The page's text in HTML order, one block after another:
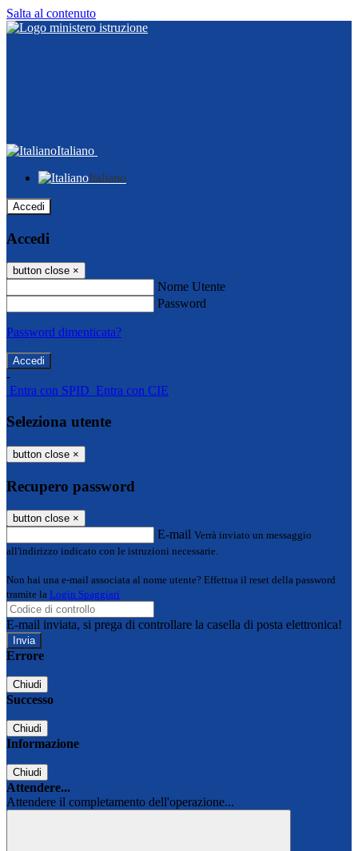
Salta al contenuto
Italiano
Italiano
Accedi
Accedi
button close ×
Nome Utente
Password
Password dimenticata?
-
Entra con SPID Entra con CIE
Seleziona utente
button close ×
Recupero password
button close ×
E-mail Verrà inviato un messaggio
all'indirizzo indicato con le istruzioni necessarie.
Non hai una e-mail associata al nome utente? Effettua il reset della password
tramite la Login Spaggiari
E-mail inviata, si prega di controllare la casella di posta elettronica!
Errore
Chiudi
Successo
Chiudi
Informazione
Chiudi
Attendere...
Attendere il completamento dell'operazione...